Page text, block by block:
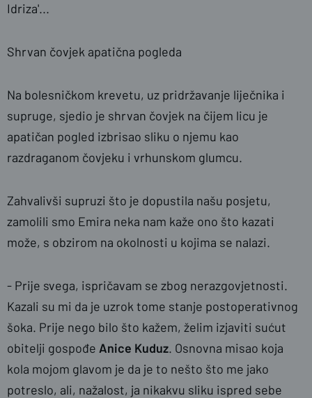
Idriza'...
Shrvan čovjek apatična pogleda
Na bolesničkom krevetu, uz pridržavanje liječnika i
supruge, sjedio je shrvan čovjek na čijem licu je
apatičan pogled izbrisao sliku o njemu kao
razdraganom čovjeku i vrhunskom glumcu.
Zahvalivši supruzi što je dopustila našu posjetu,
zamolili smo Emira neka nam kaže ono što kazati
može, s obzirom na okolnosti u kojima se nalazi.
- Prije svega, ispričavam se zbog nerazgovjetnosti.
Kazali su mi da je uzrok tome stanje postoperativnog
šoka. Prije nego bilo što kažem, želim izjaviti sućut
obitelji gospođe Anice Kuduz. Osnovna misao koja
kola mojom glavom je da je to nešto što me jako
potreslo, ali, nažalost, ja nikakvu sliku ispred sebe